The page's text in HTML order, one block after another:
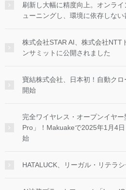
刷新し大幅に精度向上。オンラ
ューニングし、環境に依存しない
株式会社STAR AI、株式会社NTT
ンサミットに公開されました
寶結株式会社、日本初！自動ク
開始
完全ワイヤレス・オープンイヤ
Pro」！Makuakeで2025年1月4
始
HATALUCK、リーガル・リテラ